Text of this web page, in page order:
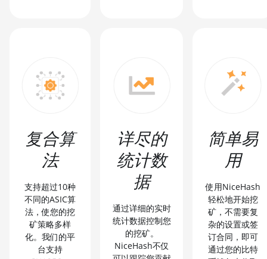
复合算
法
支持超过10种
不同的ASIC算
法，使您的挖
矿策略多样
化。我们的平
台支持
详尽的
统计数
据
通过详细的实时
统计数据控制您
的挖矿。
NiceHash不仅
简单易
用
使用NiceHash
轻松地开始挖
矿，不需要复
杂的设置或签
订合同，即可
通过您的比特